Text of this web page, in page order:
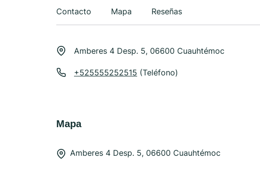
Contacto Mapa Reseñas
Amberes 4 Desp. 5, 06600 Cuauhtémoc
+525555252515 (Teléfono)
Mapa
Amberes 4 Desp. 5, 06600 Cuauhtémoc